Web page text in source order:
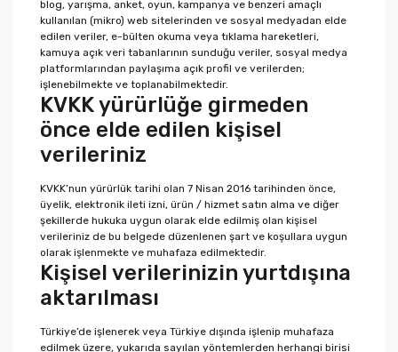
blog, yarışma, anket, oyun, kampanya ve benzeri amaçlı
kullanılan (mikro) web sitelerinden ve sosyal medyadan elde
edilen veriler, e-bülten okuma veya tıklama hareketleri,
kamuya açık veri tabanlarının sunduğu veriler, sosyal medya
platformlarından paylaşıma açık profil ve verilerden;
işlenebilmekte ve toplanabilmektedir.
KVKK yürürlüğe girmeden
önce elde edilen kişisel
verileriniz
KVKK’nun yürürlük tarihi olan 7 Nisan 2016 tarihinden önce,
üyelik, elektronik ileti izni, ürün / hizmet satın alma ve diğer
şekillerde hukuka uygun olarak elde edilmiş olan kişisel
verileriniz de bu belgede düzenlenen şart ve koşullara uygun
olarak işlenmekte ve muhafaza edilmektedir.
Kişisel verilerinizin yurtdışına
aktarılması
Türkiye’de işlenerek veya Türkiye dışında işlenip muhafaza
edilmek üzere, yukarıda sayılan yöntemlerden herhangi birisi